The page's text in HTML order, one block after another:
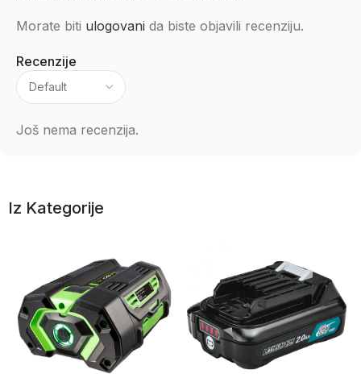
Recenzije
Još nema recenzija.
Morate biti ulogovani da biste objavili recenziju.
Iz Kategorije